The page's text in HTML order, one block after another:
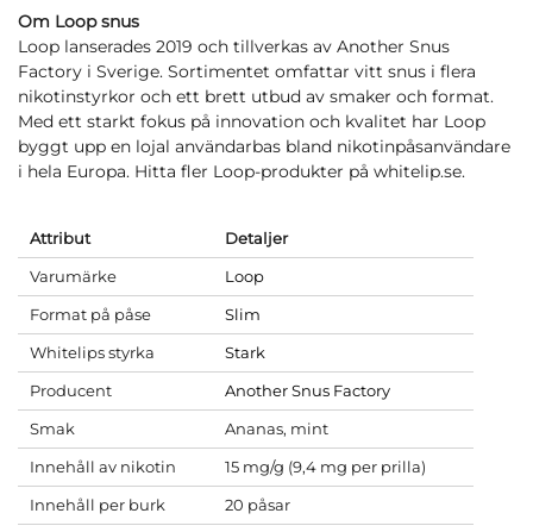
Om Loop snus
Loop lanserades 2019 och tillverkas av Another Snus
Factory i Sverige. Sortimentet omfattar vitt snus i flera
nikotinstyrkor och ett brett utbud av smaker och format.
Med ett starkt fokus på innovation och kvalitet har Loop
byggt upp en lojal användarbas bland nikotinpåsanvändare
i hela Europa. Hitta fler Loop-produkter på whitelip.se.
Attribut
Detaljer
Varumärke
Loop
Format på påse
Slim
Whitelips styrka
Stark
Producent
Another Snus Factory
Smak
Ananas, mint
Innehåll av nikotin
15 mg/g (9,4 mg per prilla)
Innehåll per burk
20 påsar